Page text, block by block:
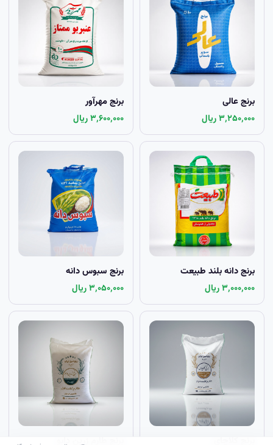
برنج عالی
۳٬۲۵۰٬۰۰۰ ریال
برنج مهرآور
۳٬۶۰۰٬۰۰۰ ریال
برنج دانه بلند طبیعت
۳٬۰۰۰٬۰۰۰ ریال
برنج سبوس دانه
۳٬۰۵۰٬۰۰۰ ریال
برنج طارم زرین دابو